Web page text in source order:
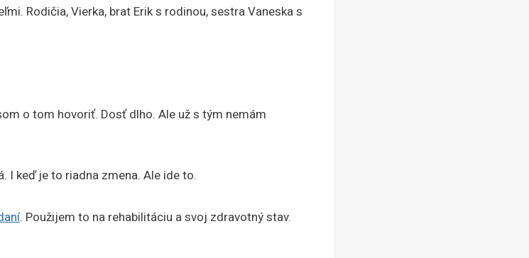
Rodičia, Vierka, brat Erik s rodinou, sestra Vaneska s
o tom hovoriť. Dosť dlho. Ale už s tým nemám
I keď je to riadna zmena. Ale ide to.
. Použijem to na rehabilitáciu a svoj zdravotný stav.